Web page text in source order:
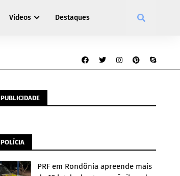
Vídeos Destaques
PUBLICIDADE
POLÍCIA
PRF em Rondônia apreende mais